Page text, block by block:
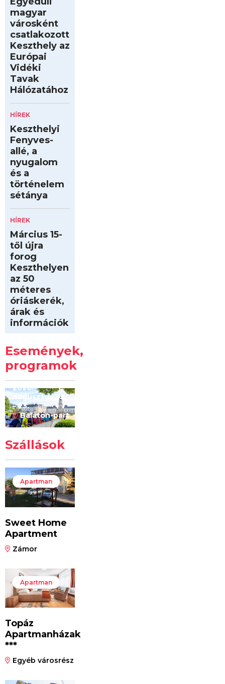
magyar
városként
csatlakozott
Keszthely az
Európai
Vidéki
Tavak
Hálózatához
HÍREK
Keszthelyi
Fenyves-
allé, a
nyugalom
és a
történelem
sétánya
HÍREK
Március 15-
től újra
forog
Keszthelyen
az 50
méteres
óriáskerék,
árak és
információk
Események,
programok
Kilóméterek
2026
2026.
augusztus 22
– 23.
Balaton-part
Szállások
Apartman
Sweet Home
Apartment
Zámor
Apartman
Topáz
Apartmanházak
***
Egyéb városrész